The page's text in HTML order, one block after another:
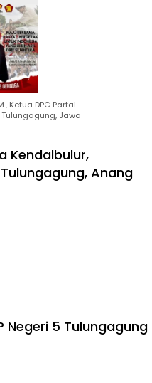
Ketua DPC Partai
Jawa
Kendalbulur,
Anang
Negeri 5 Tulungagung